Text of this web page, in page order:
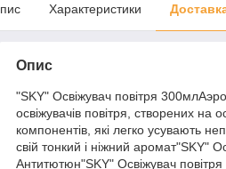
Характеристики
Опис
"SKY" Освіжувач повітря
освіжувачів повітря, створених на
компонентів, які легко усувають
свій тонкий і ніжний аромат"SKY"
Антитютюн"SKY" Освіжувач